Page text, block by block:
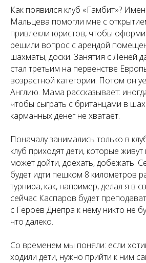
Как появился клуб «Гамбит»?
Мальцева помогли мне с
привлекли юристов, чтобы
решили вопрос с арендой
шахматы, доски. Занятия с Леней
стал третьим на первенстве
возрастной категории. Потом он
Англию. Мама рассказывает:
чтобы сыграть с британцами в
карманных денег не хватает.
Поначалу занимались только в
клуб приходят дети, которые живут
может дойти, доехать, добежать.
будет идти пешком 8 километров
турнира, как, например, делал я в
сейчас Каспаров будет
с Героев Днепра к нему никто не
что далеко.
Со временем мы поняли: если
ходили дети, нужно прийти к ним